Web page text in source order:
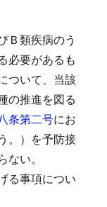
Ｂ類疾病のう
必要があるも
ついて、当該
の推進を図る
条第二号にお
。）を予防接
い。
る事項につい